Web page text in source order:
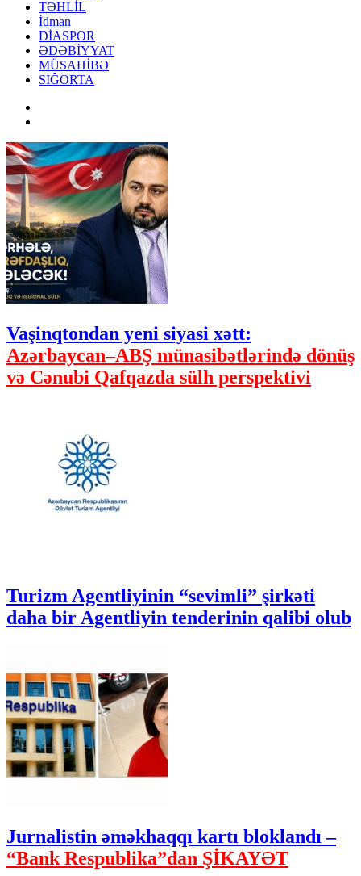
TƏHLİL
İdman
DİASPOR
ƏDƏBİYYAT
MÜSAHİBƏ
SIĞORTA
Vaşinqtondan yeni siyasi xətt:
Azərbaycan–ABŞ münasibətlərində dönüş
və Cənubi Qafqazda sülh perspektivi
Turizm Agentliyinin “sevimli” şirkəti
daha bir Agentliyin tenderinin qalibi olub
Jurnalistin əməkhaqqı kartı bloklandı –
“Bank Respublika”dan ŞİKAYƏT